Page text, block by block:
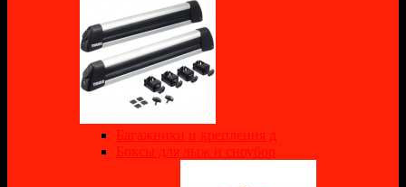
Багажники и крепления д
Боксы для лыж и сноубор